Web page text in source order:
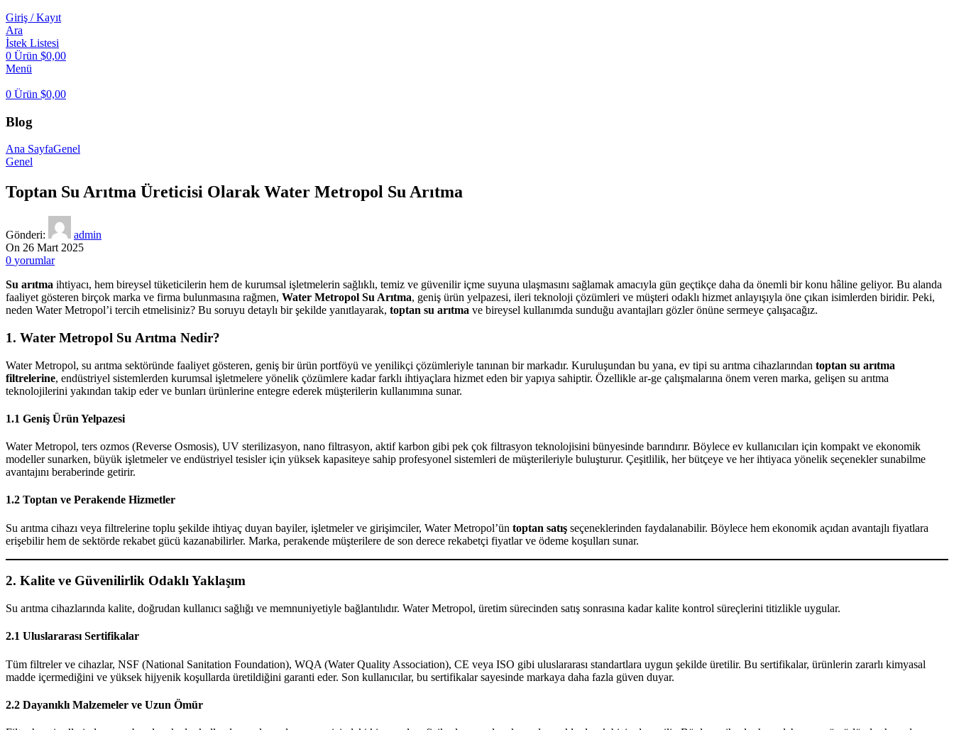
Giriş / Kayıt
Ara
İstek Listesi
0 Ürün $0,00
Menü
0 Ürün $0,00
Blog
Ana SayfaGenel
Genel
Toptan Su Arıtma Üreticisi Olarak Water Metropol Su Arıtma
Gönderi:
admin
On 26 Mart 2025
0 yorumlar
Su arıtma ihtiyacı, hem bireysel tüketicilerin hem de kurumsal işletmelerin sağlıklı, temiz ve güvenilir içme suyuna ulaşmasını sağlamak amacıyla gün geçtikçe daha da önemli bir konu hâline geliyor. Bu alanda
faaliyet gösteren birçok marka ve firma bulunmasına rağmen, Water Metropol Su Arıtma, geniş ürün yelpazesi, ileri teknoloji çözümleri ve müşteri odaklı hizmet anlayışıyla öne çıkan isimlerden biridir. Peki,
neden Water Metropol’i tercih etmelisiniz? Bu soruyu detaylı bir şekilde yanıtlayarak, toptan su arıtma ve bireysel kullanımda sunduğu avantajları gözler önüne sermeye çalışacağız.
1. Water Metropol Su Arıtma Nedir?
Water Metropol, su arıtma sektöründe faaliyet gösteren, geniş bir ürün portföyü ve yenilikçi çözümleriyle tanınan bir markadır. Kuruluşundan bu yana, ev tipi su arıtma cihazlarından toptan su arıtma
filtrelerine, endüstriyel sistemlerden kurumsal işletmelere yönelik çözümlere kadar farklı ihtiyaçlara hizmet eden bir yapıya sahiptir. Özellikle ar-ge çalışmalarına önem veren marka, gelişen su arıtma
teknolojilerini yakından takip eder ve bunları ürünlerine entegre ederek müşterilerin kullanımına sunar.
1.1 Geniş Ürün Yelpazesi
Water Metropol, ters ozmos (Reverse Osmosis), UV sterilizasyon, nano filtrasyon, aktif karbon gibi pek çok filtrasyon teknolojisini bünyesinde barındırır. Böylece ev kullanıcıları için kompakt ve ekonomik
modeller sunarken, büyük işletmeler ve endüstriyel tesisler için yüksek kapasiteye sahip profesyonel sistemleri de müşterileriyle buluşturur. Çeşitlilik, her bütçeye ve her ihtiyaca yönelik seçenekler sunabilme
avantajını beraberinde getirir.
1.2 Toptan ve Perakende Hizmetler
Su arıtma cihazı veya filtrelerine toplu şekilde ihtiyaç duyan bayiler, işletmeler ve girişimciler, Water Metropol’ün toptan satış seçeneklerinden faydalanabilir. Böylece hem ekonomik açıdan avantajlı fiyatlara
erişebilir hem de sektörde rekabet gücü kazanabilirler. Marka, perakende müşterilere de son derece rekabetçi fiyatlar ve ödeme koşulları sunar.
2. Kalite ve Güvenilirlik Odaklı Yaklaşım
Su arıtma cihazlarında kalite, doğrudan kullanıcı sağlığı ve memnuniyetiyle bağlantılıdır. Water Metropol, üretim sürecinden satış sonrasına kadar kalite kontrol süreçlerini titizlikle uygular.
2.1 Uluslararası Sertifikalar
Tüm filtreler ve cihazlar, NSF (National Sanitation Foundation), WQA (Water Quality Association), CE veya ISO gibi uluslararası standartlara uygun şekilde üretilir. Bu sertifikalar, ürünlerin zararlı kimyasal
madde içermediğini ve yüksek hijyenik koşullarda üretildiğini garanti eder. Son kullanıcılar, bu sertifikalar sayesinde markaya daha fazla güven duyar.
2.2 Dayanıklı Malzemeler ve Uzun Ömür